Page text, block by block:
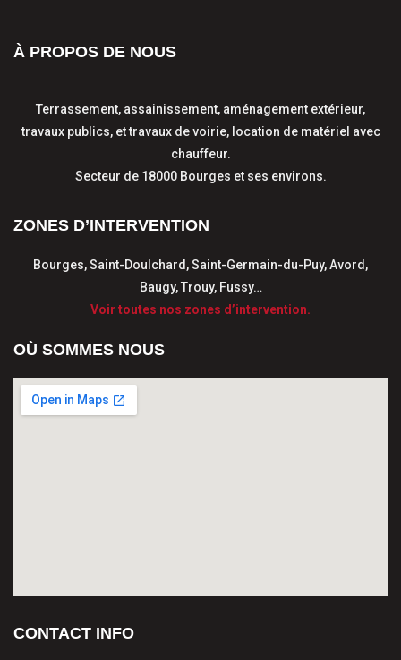
À PROPOS DE NOUS
Terrassement, assainissement, aménagement extérieur,
travaux publics, et travaux de voirie, location de matériel avec
chauffeur.
Secteur de 18000 Bourges et ses environs.
ZONES D’INTERVENTION
Bourges, Saint-Doulchard, Saint-Germain-du-Puy, Avord,
Baugy, Trouy, Fussy…
Voir toutes nos zones d’intervention.
OÙ SOMMES NOUS
CONTACT INFO